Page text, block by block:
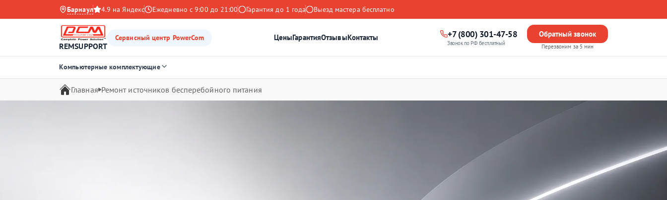
Барнаул 4.9 на Яндекс Ежедневно с 9:00 до 21:00 Гарантия до 1 года Выезд мастера бесплатно
REMSUPPORT
Сервисный центр PowerCom ЦеныГарантияОтзывыКонтакты +7 (800) 301-47-58
Звонок по РФ бесплатный
Обратный звонок
Перезвоним за 5 мин
Компьютерные комплектующие
Главная Ремонт источников бесперебойного питания